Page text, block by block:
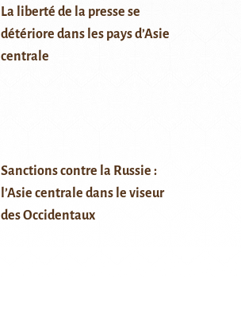
La liberté de la presse se
détériore dans les pays d’Asie
centrale
Sanctions contre la Russie :
l’Asie centrale dans le viseur
des Occidentaux